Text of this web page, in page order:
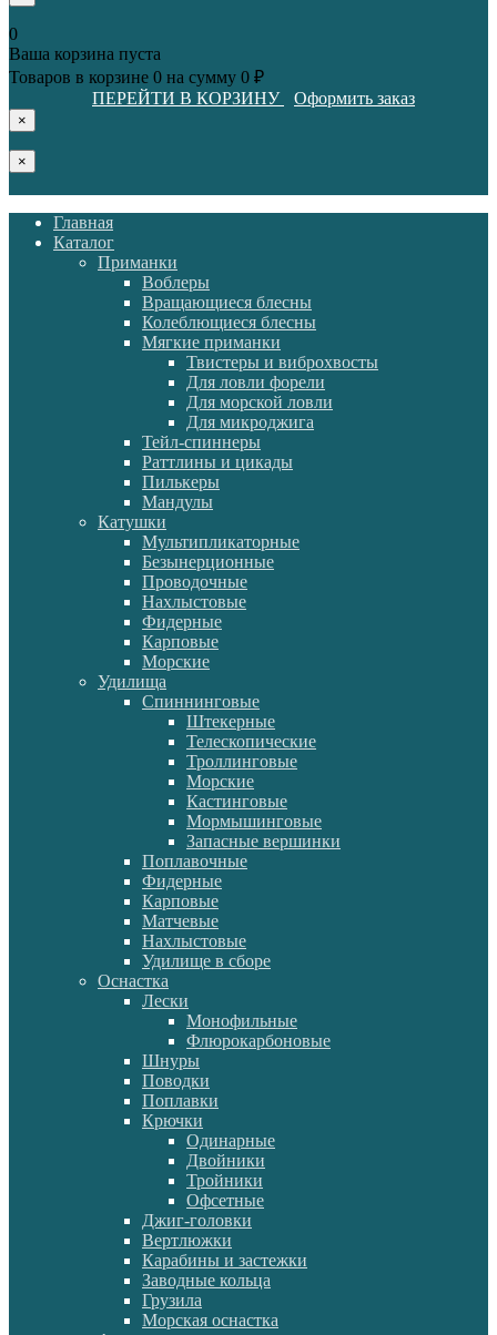
0
Ваша корзина пуста
Товаров в корзине 0 на сумму 0 ₽
ПЕРЕЙТИ В КОРЗИНУ
Оформить заказ
×
×
Главная
Каталог
Приманки
Воблеры
Вращающиеся блесны
Колеблющиеся блесны
Мягкие приманки
Твистеры и виброхвосты
Для ловли форели
Для морской ловли
Для микроджига
Тейл-спиннеры
Раттлины и цикады
Пилькеры
Мандулы
Катушки
Мультипликаторные
Безынерционные
Проводочные
Нахлыстовые
Фидерные
Карповые
Морские
Удилища
Спиннинговые
Штекерные
Телескопические
Троллинговые
Морские
Кастинговые
Мормышинговые
Запасные вершинки
Поплавочные
Фидерные
Карповые
Матчевые
Нахлыстовые
Удилище в сборе
Оснастка
Лески
Монофильные
Флюрокарбоновые
Шнуры
Поводки
Поплавки
Крючки
Одинарные
Двойники
Тройники
Офсетные
Джиг-головки
Вертлюжки
Карабины и застежки
Заводные кольца
Грузила
Морская оснастка